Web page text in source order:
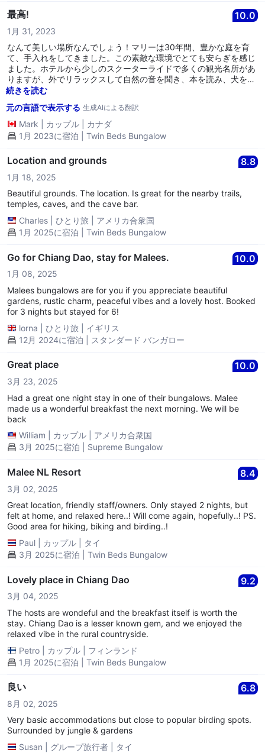
最高! 10.0
1月 31, 2023
なんて美しい場所なんでしょう！マリーは30年間、豊かな庭を育
て、手入れをしてきました。この素敵な環境でとても安らぎを感じ
ました。ホテルから少しのスクーターライドで多くの観光名所があ
りますが、外でリラックスして自然の音を聞き、本を読み、犬を撫
でるのも良いですね。 :-) シンプルで清潔、快適なキャビン、美味
長く滞在したい衝動に駆られました。非常におすすめです！
続きを読む
元の言語で表示する 生成AIによる翻訳
Mark カップル
カナダ
1月 2023に宿泊 | Twin Beds Bungalow
Location and grounds 8.8
1月 18, 2025
Beautiful grounds. The location. Is great for the nearby trails,
temples, caves, and the cave bar.
Charles
ひとり旅
アメリカ合衆国
1月 2025に宿泊 | Twin Beds Bungalow
Go for Chiang Dao, stay for Malees. 10.0
1月 08, 2025
Malees bungalows are for you if you appreciate beautiful
gardens, rustic charm, peaceful vibes and a lovely host. Booked
for 3 nights but stayed for 6!
lorna
ひとり旅
イギリス
12月 2024に宿泊 | スタンダード バンガロー
Great place 10.0
3月 23, 2025
Had a great one night stay in one of their bungalows. Malee
made us a wonderful breakfast the next morning. We will be
back
William
カップル
アメリカ合衆国
3月 2025に宿泊 | Supreme Bungalow
Malee NL Resort 8.4
3月 02, 2025
Great location, friendly staff/owners. Only stayed 2 nights, but
felt at home, and relaxed here..! Will come again, hopefully..! PS.
Good area for hiking, biking and birding..!
Paul
カップル
タイ
3月 2025に宿泊 | Twin Beds Bungalow
Lovely place in Chiang Dao 9.2
3月 04, 2025
The hosts are wondeful and the breakfast itself is worth the
stay. Chiang Dao is a lesser known gem, and we enjoyed the
relaxed vibe in the rural countryside.
Petro
カップル
フィンランド
1月 2025に宿泊 | Twin Beds Bungalow
良い 6.8
8月 02, 2025
Very basic accommodations but close to popular birding spots.
Surrounded by jungle & gardens
Susan
グループ旅行者
タイ